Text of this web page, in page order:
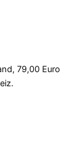
79,00 Euro